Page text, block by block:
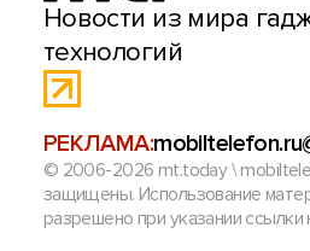
Новости из мира
технологий
РЕКЛАМА:
© 2006-2026 mt.today \
защищены. Использование
разрешено при указании ссылки